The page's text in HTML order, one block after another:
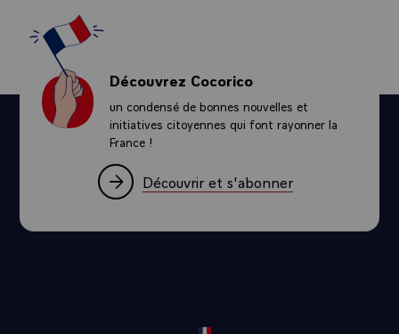
Découvrez Cocorico
un condensé de bonnes nouvelles et
initiatives citoyennes qui font rayonner la
France !
Découvrir et s'abonner